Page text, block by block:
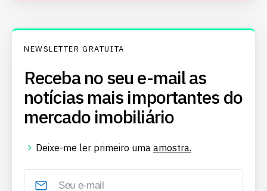
NEWSLETTER GRATUITA
Receba no seu e-mail as
notícias mais importantes do
mercado imobiliário
Deixe-me ler primeiro uma amostra.